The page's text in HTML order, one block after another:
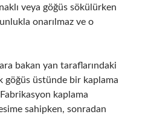
veya göğüs sökülürken
onarılmaz ve o
bakan yan taraflarındaki
göğüs üstünde bir kaplama
kaplama
sahipken, sonradan